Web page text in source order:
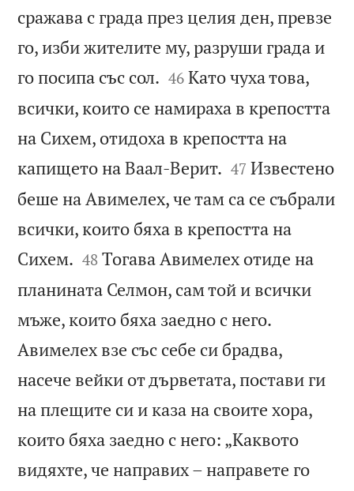
сражава с града през целия ден, превзе
го, изби жителите му, разруши града и
го посипа със сол. 

46 Като чуха това,
всички, които се намираха в крепостта
на Сихем, отидоха в крепостта на
капището на Ваал-Верит. 

47 Известено
беше на Авимелех, че там са се събрали
всички, които бяха в крепостта на
Сихем. 

48 Тогава Авимелех отиде на
планината Селмон, сам той и всички
мъже, които бяха заедно с него.
Авимелех взе със себе си брадва,
насече вейки от дърветата, постави ги
на плещите си и каза на своите хора,
които бяха заедно с него: „Каквото
видяхте, че направих – направете го